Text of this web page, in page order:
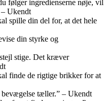
følger ingredienserne nøje, vil
Ukendt
spille din del for, at det hele
din styrke og
stige. Det kræver
finde de rigtige brikker for at
tæller.” – Ukendt